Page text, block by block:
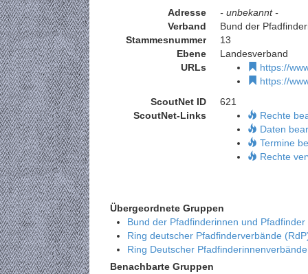
Adresse
- unbekannt -
Verband
Bund der
Stammesnummer
13
Ebene
Landesverband
URLs
https://
https://
ScoutNet ID
621
ScoutNet-Links
Rechte
Daten
Termine
Rechte
Übergeordnete Gruppen
Bund der Pfadfinderinnen und Pfadfinder
Ring deutscher Pfadfinderverbände
Ring Deutscher
Benachbarte Gruppen